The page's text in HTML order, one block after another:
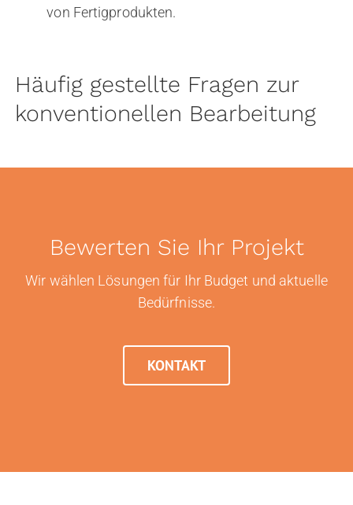
von Fertigprodukten.
Häufig gestellte Fragen zur
konventionellen Bearbeitung
Bewerten Sie Ihr Projekt
Wir wählen Lösungen für Ihr Budget und aktuelle
Bedürfnisse.
KONTAKT